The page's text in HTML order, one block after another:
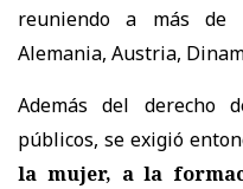
reuniendo a más
Alemania, Austria,
Además del derecho
públicos, se exigió
la mujer, a la